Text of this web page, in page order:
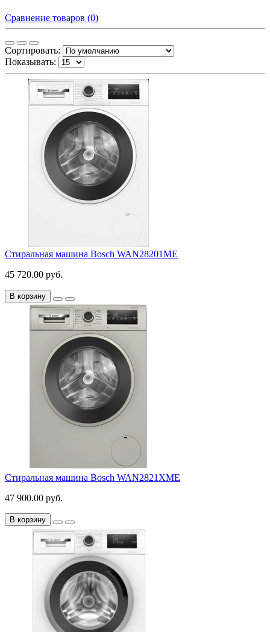
Сравнение товаров (0)
Сортировать:
Показывать:
Стиральная машина Bosch WAN28201ME
45 720.00 руб.
В корзину
Стиральная машина Bosch WAN2821XME
47 900.00 руб.
В корзину